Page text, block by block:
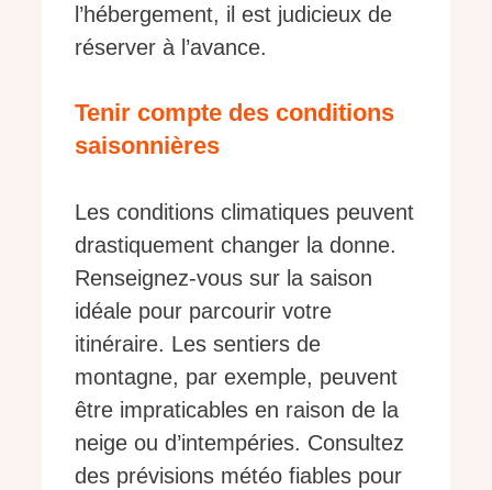
l’hébergement, il est judicieux de
réserver à l’avance.
Tenir compte des conditions
saisonnières
Les conditions climatiques peuvent
drastiquement changer la donne.
Renseignez-vous sur la saison
idéale pour parcourir votre
itinéraire. Les sentiers de
montagne, par exemple, peuvent
être impraticables en raison de la
neige ou d’intempéries. Consultez
des prévisions météo fiables pour